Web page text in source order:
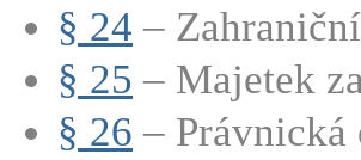
§ 24 –
§ 25 – Majetek
§ 26 – Právnická